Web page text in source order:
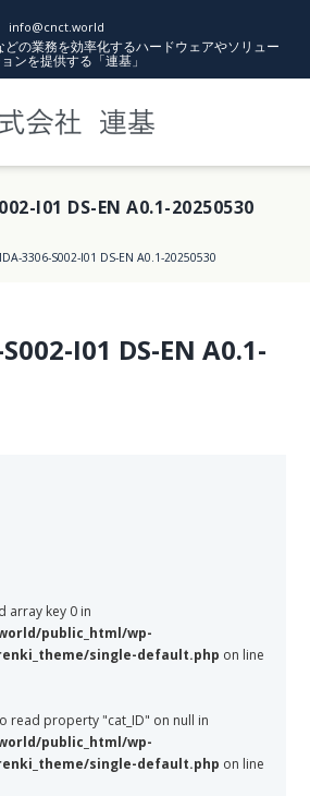
info@cnct.world
の業務を効率化するハードウェアやソリュー
ンを提供する「連基」
I01 DS-EN A0.1-20250530
3306-S002-I01 DS-EN A0.1-20250530
I01 DS-EN A0.1-
array key 0 in
public_html/wp-
single-default.php on line
read property "cat_ID" on null in
public_html/wp-
single-default.php on line